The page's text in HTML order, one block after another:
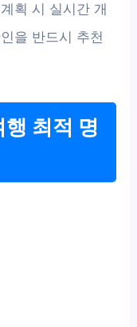
획 시 실시간 개
을 반드시 추천
최적 명